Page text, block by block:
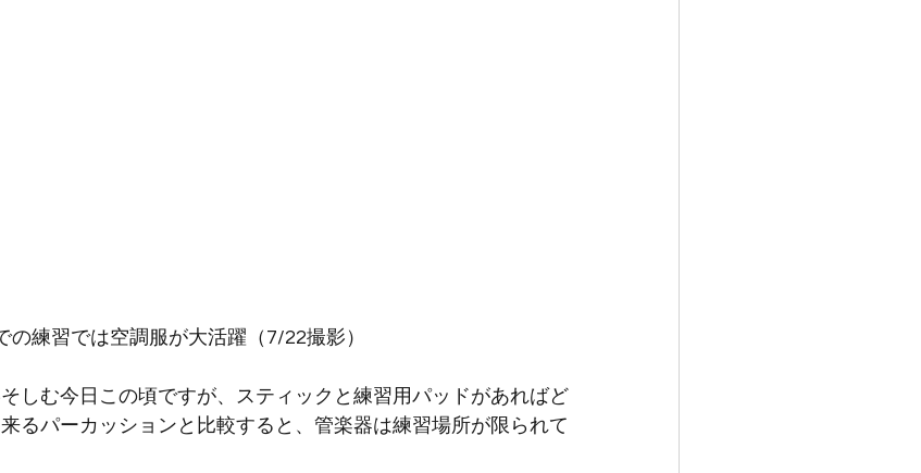
の練習では空調服が大活躍（7/22撮影）
しむ今日この頃ですが、スティックと練習用パッドがあればど
るパーカッションと比較すると、管楽器は練習場所が限られて